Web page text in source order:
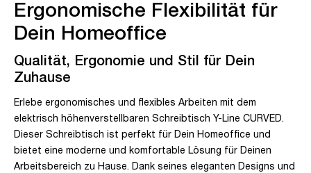
Ergonomische Flexibilität für
Dein Homeoffice
Qualität, Ergonomie und Stil für Dein
Zuhause
Erlebe ergonomisches und flexibles Arbeiten mit dem
elektrisch höhenverstellbaren Schreibtisch Y-Line CURVED.
Dieser Schreibtisch ist perfekt für Dein Homeoffice und
bietet eine moderne und komfortable Lösung für Deinen
Arbeitsbereich zu Hause. Dank seines eleganten Designs und